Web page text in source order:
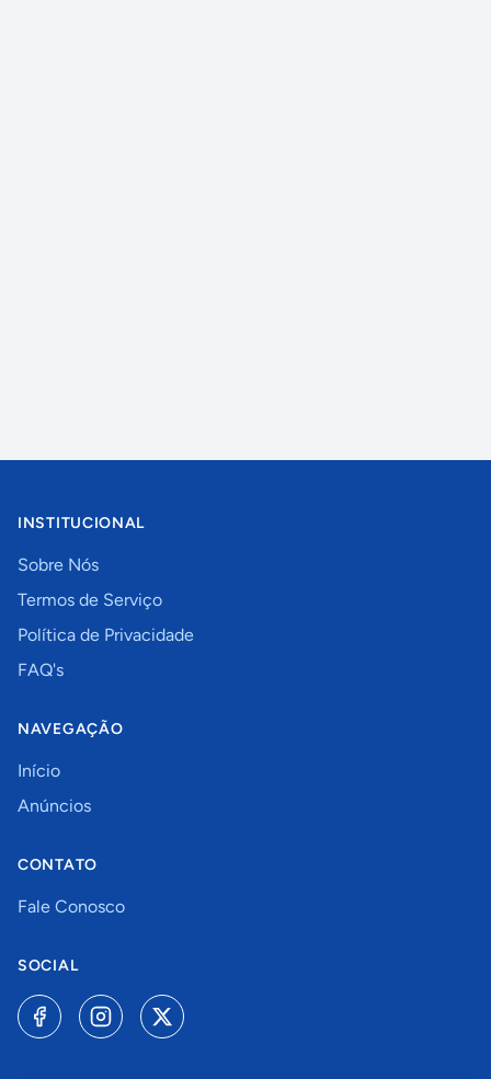
INSTITUCIONAL
Sobre Nós
Termos de Serviço
Política de Privacidade
FAQ's
NAVEGAÇÃO
Início
Anúncios
CONTATO
Fale Conosco
SOCIAL